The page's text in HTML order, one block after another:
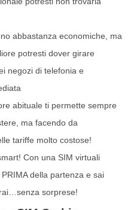
abbastanza economiche, ma
potresti dover girare
negozi di telefonia e
abituale ti permette sempre
ma facendo da
tariffe molto costose!
Con una SIM virtuali
della partenza e sai
sorprese!